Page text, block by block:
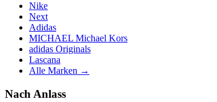
Nike
Next
Adidas
MICHAEL Michael Kors
adidas Originals
Lascana
Alle Marken →
Nach Anlass